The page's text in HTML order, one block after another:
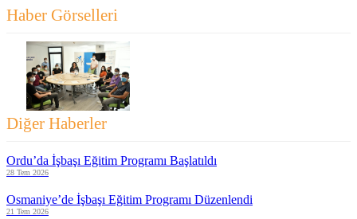
Haber Görselleri
Diğer Haberler
Ordu’da İşbaşı Eğitim Programı Başlatıldı
28 Tem 2026
Osmaniye’de İşbaşı Eğitim Programı Düzenlendi
21 Tem 2026